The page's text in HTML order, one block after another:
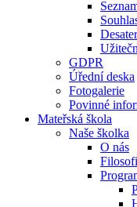
GDPR
Úřední deska
Fotogalerie
Povinné
Mateřská škola
Naše školka
O nás